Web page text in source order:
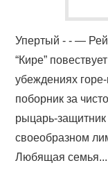
Упертый - - —
“Кире”
убеждениях
поборник за
рыцарь-защитник
своеобразном
Любящая семья...